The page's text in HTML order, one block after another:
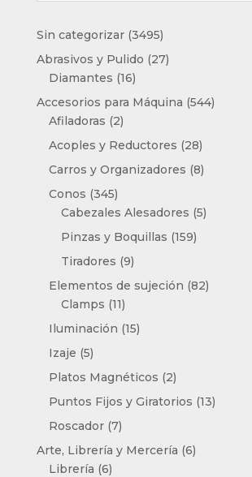
Sin categorizar 34953495
productos
Abrasivos y Pulido 2727
Diamantes 1616
productos
Accesorios para Máquina 544544
Afiladoras 22
productos
Acoples y Reductores 2828
productos
Carros y Organizadores 88
Conos 345345
productos
Cabezales Alesadores 55
Pinzas y Boquillas 159159
Tiradores 99
productos
Elementos de sujeción 8282
Clamps 1111
productos
Iluminación 1515
Izaje 55
productos
Platos Magnéticos 22
productos
Puntos Fijos y Giratorios 1313
Roscador 77
productos
Arte, Librería y Mercería 66
Librería 66